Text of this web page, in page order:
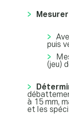
puis
(jeu)
à 15 mm,
et les